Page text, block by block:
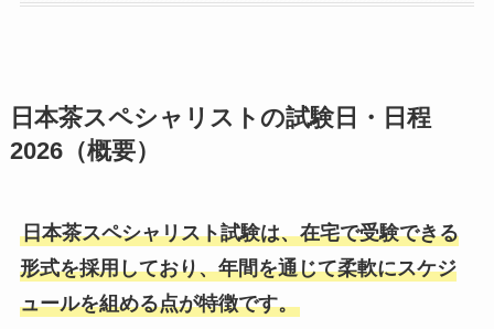
日本茶スペシャリストの試験日・日程
2026（概要）
日本茶スペシャリスト試験は、在宅で受験できる
形式を採用しており、年間を通じて柔軟にスケジ
ュールを組める点が特徴です。